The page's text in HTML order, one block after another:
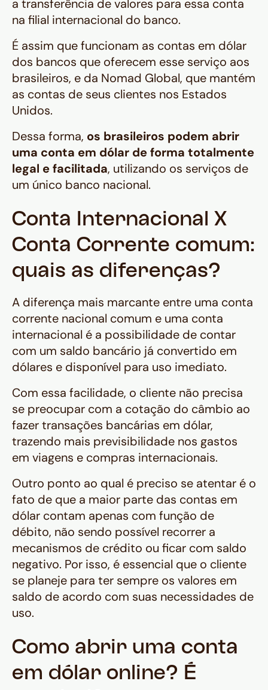
a transferência de valores para essa conta
na filial internacional do banco.
É assim que funcionam as contas em dólar
dos bancos que oferecem esse serviço aos
brasileiros, e da Nomad Global, que mantém
as contas de seus clientes nos Estados
Unidos.
Dessa forma, os brasileiros podem abrir
uma conta em dólar de forma totalmente
legal e facilitada, utilizando os serviços de
um único banco nacional.
Conta Internacional X
Conta Corrente comum:
quais as diferenças?
A diferença mais marcante entre uma conta
corrente nacional comum e uma conta
internacional é a possibilidade de contar
com um saldo bancário já convertido em
dólares e disponível para uso imediato.
Com essa facilidade, o cliente não precisa
se preocupar com a cotação do câmbio ao
fazer transações bancárias em dólar,
trazendo mais previsibilidade nos gastos
em viagens e compras internacionais.
Outro ponto ao qual é preciso se atentar é o
fato de que a maior parte das contas em
dólar contam apenas com função de
débito, não sendo possível recorrer a
mecanismos de crédito ou ficar com saldo
negativo. Por isso, é essencial que o cliente
se planeje para ter sempre os valores em
saldo de acordo com suas necessidades de
uso.
Como abrir uma conta
em dólar online? É